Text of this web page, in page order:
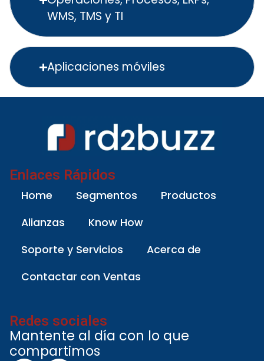
WMS, TMS y TI
Aplicaciones móviles
Enlaces Rápidos
Home Segmentos
Productos
Alianzas
Know How
Soporte y Servicios
Acerca de
Contactar con Ventas
Redes sociales
Mantente al día con lo que
compartimos